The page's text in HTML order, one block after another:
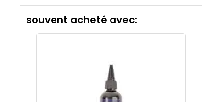
souvent acheté avec: